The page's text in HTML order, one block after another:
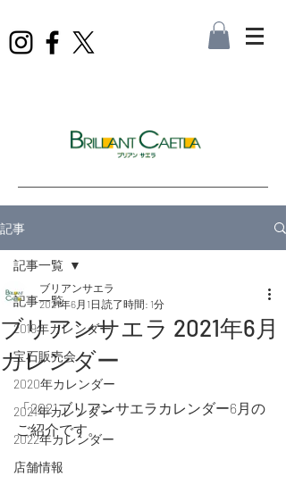
記事
記事一覧
2019年カレンダー
宝石販売会
2020年カレンダー
2021年カレンダー
2022年カレンダー
店舗情報
記事一覧
ブリアンサエラ 2021年6月
カレンダー
ブリアンサエラ
2021年6月1日 読了時間: 1分
「2021ブリアンサエラカレンダー6月の
ご紹介です。